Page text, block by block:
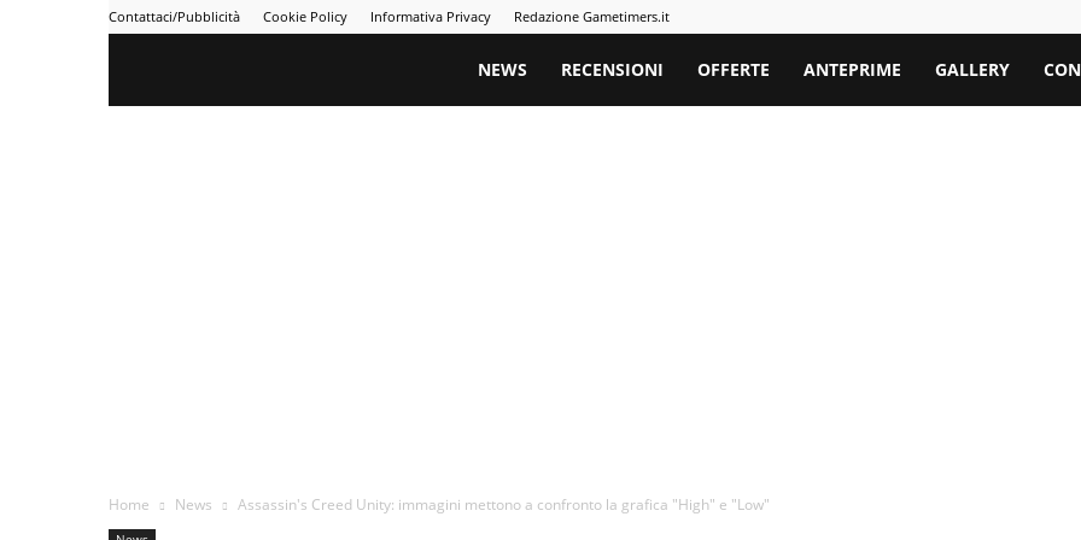
Contattaci/Pubblicità Cookie Policy Informativa Privacy Redazione Gametimers.it
Gametimers
NEWS RECENSIONI OFFERTE ANTEPRIME GALLERY
Home News Assassin's Creed Unity: immagini mettono a confronto la grafica "High" e "Low"